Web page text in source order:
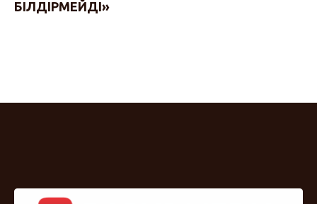
БІЛДІРМЕЙДІ»